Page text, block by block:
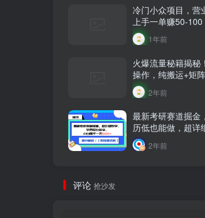
冷门小众项目，营
上手一单赚50-100
1年前
火爆流量秘籍揭秘
操作，纯搬运+矩
小白月入20000！
2年前
最新考研赛道掘金
历低也能做，超详
整资料）
2年前
评论 抢沙发